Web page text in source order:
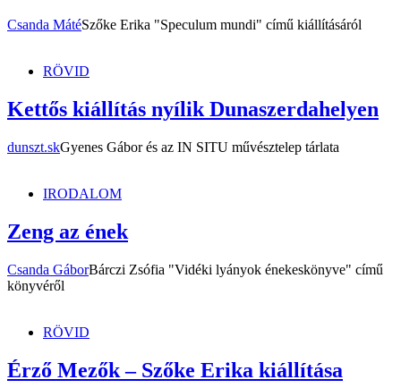
Csanda MátéSzőke Erika "Speculum mundi" című kiállításáról
RÖVID
Kettős kiállítás nyílik Dunaszerdahelyen
dunszt.skGyenes Gábor és az IN SITU művésztelep tárlata
IRODALOM
Zeng az ének
Csanda GáborBárczi Zsófia "Vidéki lyányok énekeskönyve" című
könyvéről
RÖVID
Érző Mezők – Szőke Erika kiállítása